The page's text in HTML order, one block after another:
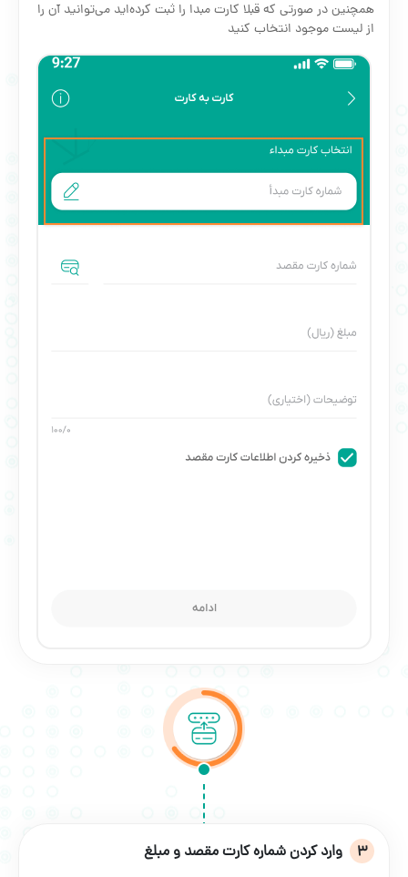
همچنین در صورتی که قبلا کارت مبدا را ثبت کرده‌اید می‌توانید آن را
از لیست موجود انتخاب کنید
3 وارد کردن شماره کارت مقصد و مبلغ